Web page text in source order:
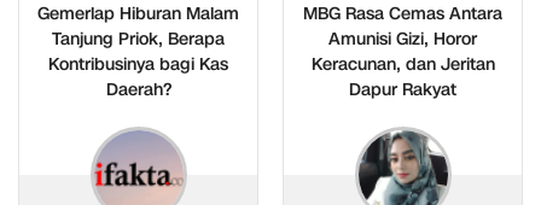
Gemerlap Hiburan Malam
Tanjung Priok, Berapa
Kontribusinya bagi Kas
Daerah?
MBG Rasa Cemas Antara
Amunisi Gizi, Horor
Keracunan, dan Jeritan
Dapur Rakyat